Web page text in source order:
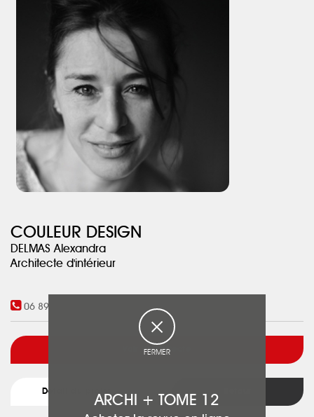
fait l’acquisition de l’œuvre Harpe âge du sculpteur Toulousain
Laurent Lafontas.
COULEUR DESIGN
DELMAS Alexandra
Architecte d'intérieur
06 89 93 26 93
Voir l'architecte
Détail du projet
FERMER
ARCHI + TOME 12